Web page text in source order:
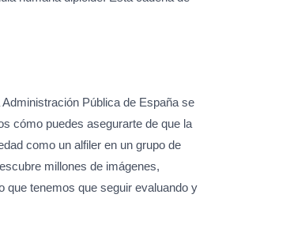
Pública de España se
cómo puedes asegurarte de que la
como un alfiler en un grupo de
millones de imágenes,
que tenemos que seguir evaluando y